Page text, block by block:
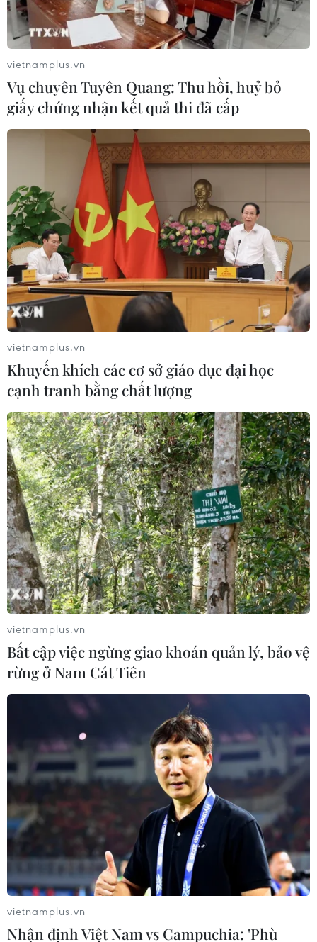
vietnamplus.vn
Vụ chuyên Tuyên Quang: Thu hồi, huỷ bỏ
giấy chứng nhận kết quả thi đã cấp
vietnamplus.vn
Khuyến khích các cơ sở giáo dục đại học
cạnh tranh bằng chất lượng
vietnamplus.vn
Bất cập việc ngừng giao khoán quản lý, bảo vệ
rừng ở Nam Cát Tiên
vietnamplus.vn
Nhận định Việt Nam vs Campuchia: 'Phù